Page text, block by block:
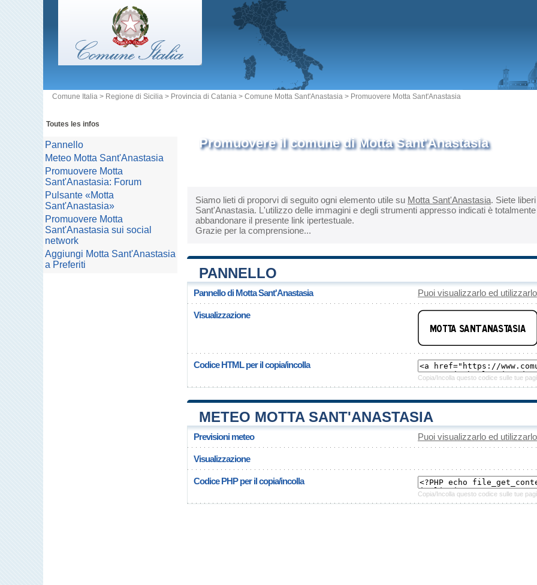
Comune Italia > Regione di Sicilia > Provincia di Catania > Comune Motta Sant'Anastasia > Promuovere Motta Sant'Anastasia
Promuovere il comune di Motta Sant'Anastasia
Siamo lieti di proporvi di seguito ogni elemento utile su Motta Sant'Anastasia. Siete
Sant'Anastasia. L'utilizzo delle immagini e degli strumenti appresso indicati è
abbandonare il presente link ipertestuale.
Grazie per la comprensione...
PANNELLO
Pannello di Motta Sant'Anastasia Puoi visualizzarlo ed
Visualizzazione
Codice HTML per il copia/incolla
Copia/Incolla questo codice sulle tue
METEO MOTTA SANT'ANASTASIA
Previsioni meteo Puoi visualizzarlo ed
Visualizzazione
Codice PHP per il copia/incolla
Copia/Incolla questo codice sulle tue
Toutes les infos
Pannello
Meteo Motta Sant'Anastasia
Promuovere Motta
Sant'Anastasia: Forum
Pulsante «Motta
Sant'Anastasia»
Promuovere Motta
Sant'Anastasia sui social
network
Aggiungi Motta Sant'Anastasia
a Preferiti